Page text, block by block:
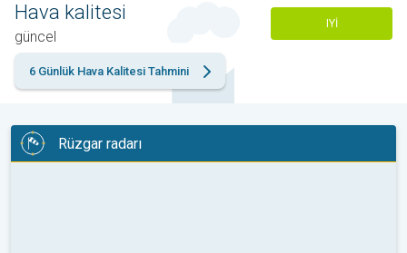
Hava kalitesi
güncel
IYI
6 Günlük Hava Kalitesi Tahmini
Rüzgar radarı